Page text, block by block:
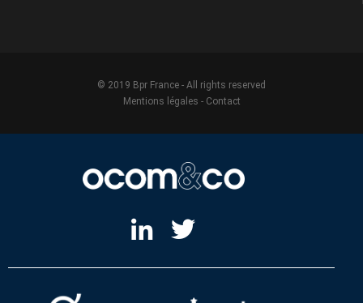
© 2019 Bpr France - All rights reserved
Mentions légales - Contact